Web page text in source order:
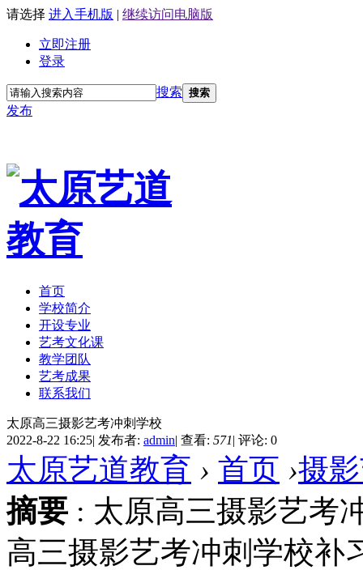
请选择 进入手机版 | 继续访问电脑版
立即注册
登录
搜索 搜索
发布
首页
学校简介
开设专业
艺考文化课
教学团队
艺考成果
联系我们
太原高三摄影艺考冲刺学校
2022-8-22 16:25| 发布者: admin| 查看: 571| 评论: 0
太原艺道教育 › 首页 ›摄
摘要 : 太原高三摄影艺考
高三摄影艺考冲刺学校补